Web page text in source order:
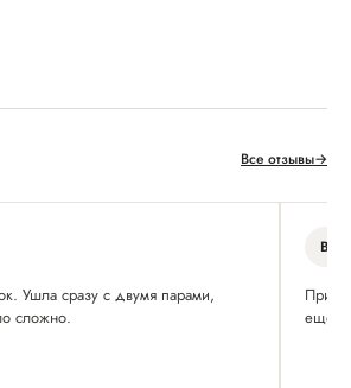
Все отзывы→
Ушла сразу с двумя парами,
сложно.
В
ещё